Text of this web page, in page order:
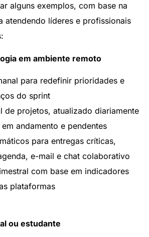
alguns exemplos, com base na
atendendo líderes e profissionais
em ambiente remoto
para redefinir prioridades e
do sprint
de projetos, atualizado diariamente
andamento e pendentes
para entregas críticas,
e-mail e chat colaborativo
com base em indicadores
plataformas
ou estudante